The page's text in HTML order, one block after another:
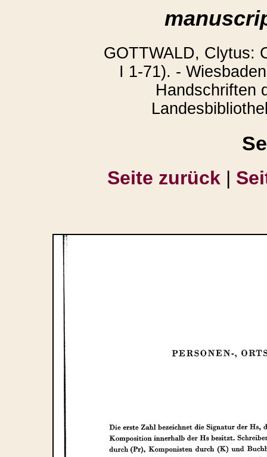
GOTTWALD, Clytus:
I 1-71). -
Handschriften
Seite zurück |